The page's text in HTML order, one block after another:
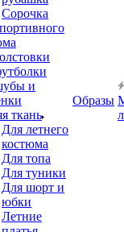
Сорочка
и
ткань
Для летнего
костюма
Для топа
Для туники
Для шорт и
юбки
Летние
Образы